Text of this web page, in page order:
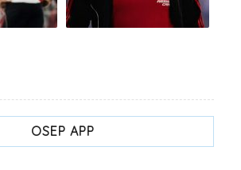
OSEP APP